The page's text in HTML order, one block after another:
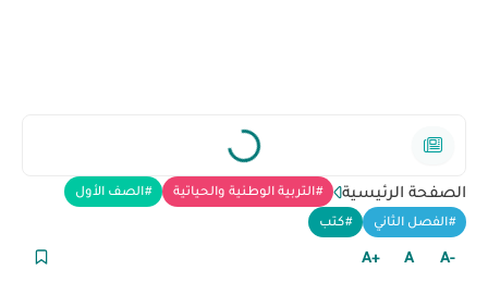
الصفحة الرئيسية التربية الوطنية والحياتية الصف الأول
الفصل الثاني كتب
+A A -A